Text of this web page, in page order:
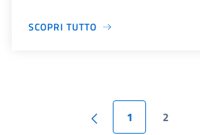
SCOPRI TUTTO
1 2